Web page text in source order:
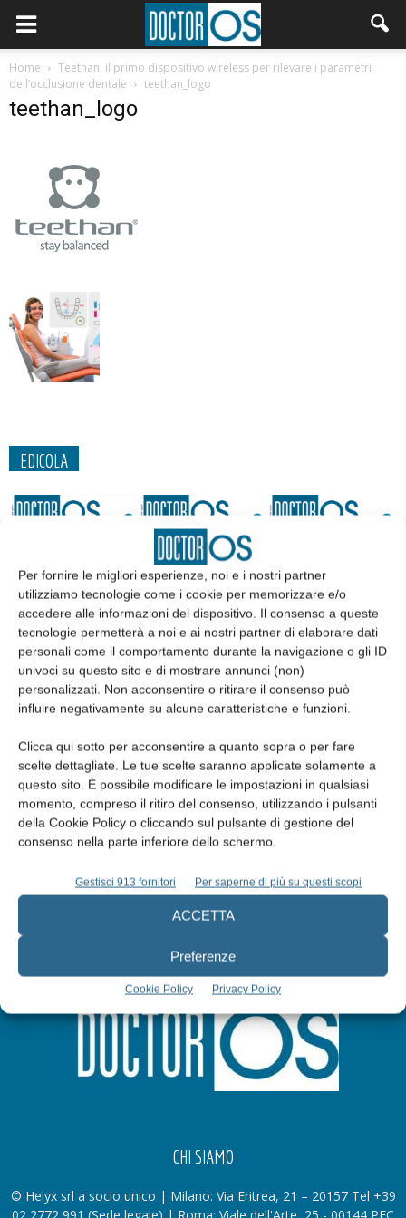
Per fornire le migliori esperienze, noi e i nostri partner
utilizziamo tecnologie come i cookie per memorizzare e/o
accedere alle informazioni del dispositivo. Il consenso a queste
tecnologie permetterà a noi e ai nostri partner di elaborare dati
personali come il comportamento durante la navigazione o gli ID
univoci su questo sito e di mostrare annunci (non)
personalizzati. Non acconsentire o ritirare il consenso può
influire negativamente su alcune caratteristiche e funzioni.
Clicca qui sotto per acconsentire a quanto sopra o per fare
scelte dettagliate. Le tue scelte saranno applicate solamente a
questo sito. È possibile modificare le impostazioni in qualsiasi
momento, compreso il ritiro del consenso, utilizzando i pulsanti
della Cookie Policy o cliccando sul pulsante di gestione del
consenso nella parte inferiore dello schermo.
Gestisci 913 fornitori Per saperne di più su questi scopi
ACCETTA
Preferenze
Cookie Policy Privacy Policy
Home
Teethan, il primo dispositivo wireless per rilevare i parametri
dell’occlusione dentale
teethan_logo
teethan_logo
EDICOLA
Edicola web
Abbonati
Iscriviti alla newsletter
CHI SIAMO
© Helyx srl a socio unico | Milano: Via Eritrea, 21 – 20157 Tel +39